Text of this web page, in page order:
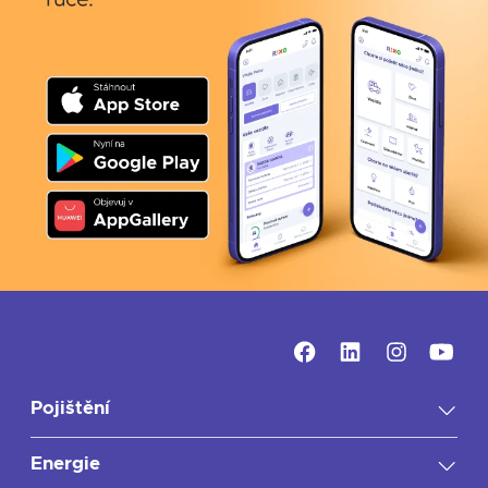
zahrnuje i závažné nemoci. Úrazy jsou totiž u dětí
výrazně častějším důvodem zdravotních (a následně
Pojištění
Energie